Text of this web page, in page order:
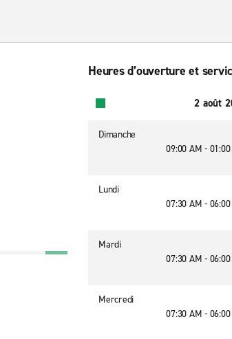
Heures d’ouverture et
2 août
Dimanche
09:00 AM -
Lundi
07:30 AM -
Mardi
07:30 AM -
Mercredi
07:30 AM -